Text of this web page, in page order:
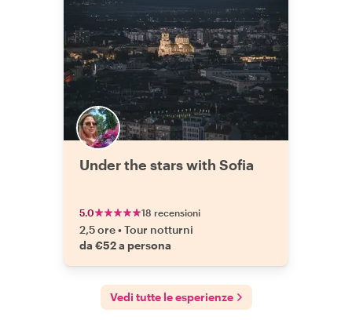
Under the stars with Sofia
5.0 18 recensioni
2,5 ore•Tour notturni
da €52 a persona
Vedi tutte le esperienze